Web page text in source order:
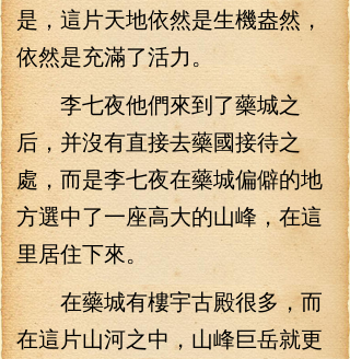
是，這片天地依然是生機盎然，
依然是充滿了活力。
李七夜他們來到了藥城之
后，并沒有直接去藥國接待之
處，而是李七夜在藥城偏僻的地
方選中了一座高大的山峰，在這
里居住下來。
在藥城有樓宇古殿很多，而
在這片山河之中，山峰巨岳就更